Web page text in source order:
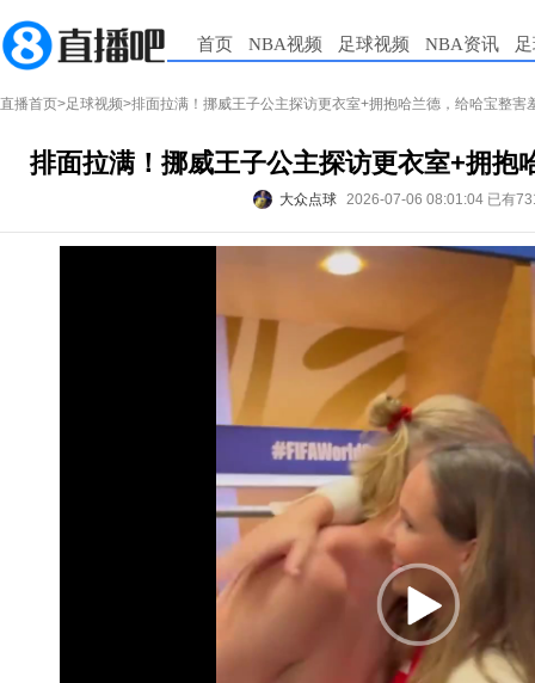
首页 NBA视频 足球视频 NBA资讯
直播首页>足球视频>排面拉满！挪威王子公主探访更衣室+拥抱哈兰德，给哈宝整害
排面拉满！挪威王子公主探访更衣室+拥抱
大众点球 2026-07-06 08:01:04 已有